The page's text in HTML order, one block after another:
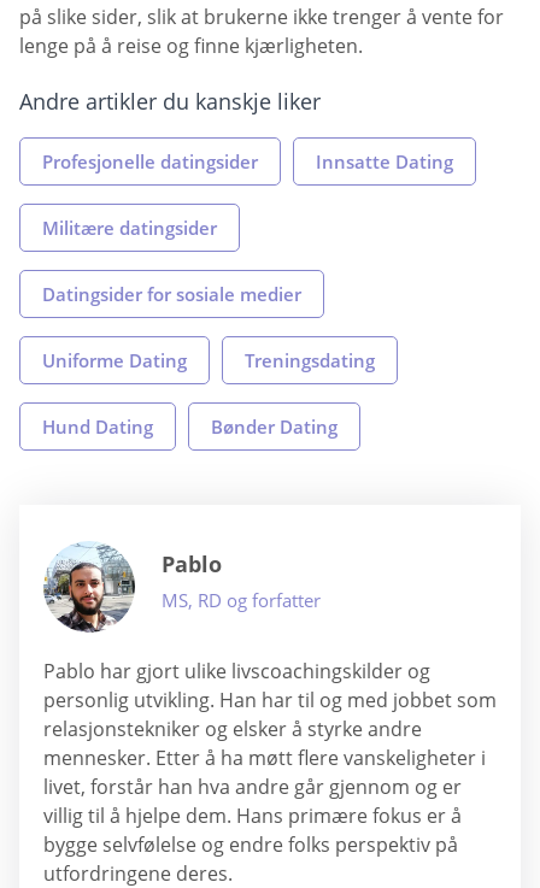
på slike sider, slik at brukerne ikke trenger å vente for
lenge på å reise og finne kjærligheten.
Andre artikler du kanskje liker
Profesjonelle datingsider Innsatte Dating
Militære datingsider
Datingsider for sosiale medier
Uniforme Dating Treningsdating
Hund Dating Bønder Dating
Pablo
MS, RD og forfatter
Pablo har gjort ulike livscoachingskilder og
personlig utvikling. Han har til og med jobbet som
relasjonstekniker og elsker å styrke andre
mennesker. Etter å ha møtt flere vanskeligheter i
livet, forstår han hva andre går gjennom og er
villig til å hjelpe dem. Hans primære fokus er å
bygge selvfølelse og endre folks perspektiv på
utfordringene deres.